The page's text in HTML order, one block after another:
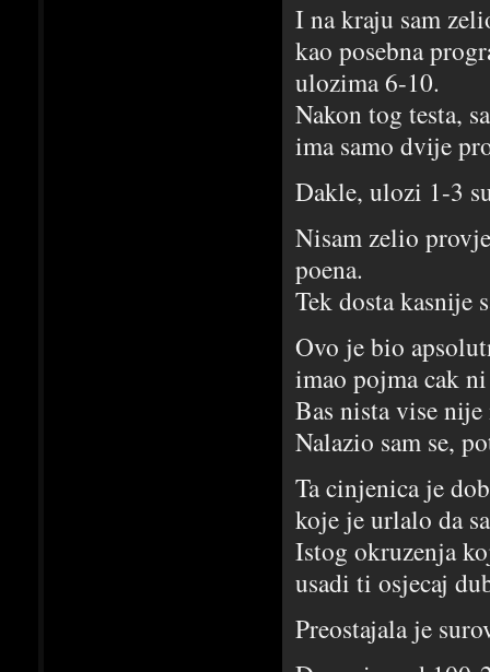
I na kraju sam
kao posebna
ulozima 6-10.
Nakon tog testa,
ima samo dvije
Dakle, ulozi 1-3
Nisam zelio
poena.
Tek dosta kasnije
Ovo je bio
imao pojma cak
Bas nista vise nije
Nalazio sam se,
Ta cinjenica je
koje je urlalo da
Istog okruzenja
usadi ti osjecaj
Preostajala je